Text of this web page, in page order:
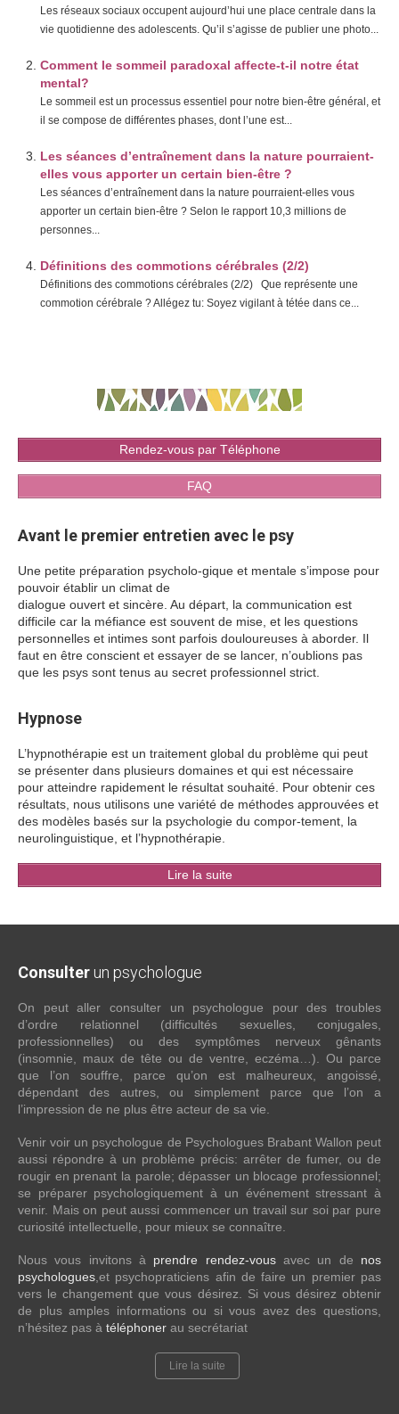
Les réseaux sociaux occupent aujourd’hui une place centrale dans la
vie quotidienne des adolescents. Qu’il s’agisse de publier une photo...
Comment le sommeil paradoxal affecte-t-il notre état
mental?
Le sommeil est un processus essentiel pour notre bien-être général, et
il se compose de différentes phases, dont l’une est...
Les séances d’entraînement dans la nature pourraient-
elles vous apporter un certain bien-être ?
Les séances d’entraînement dans la nature pourraient-elles vous
apporter un certain bien-être ? Selon le rapport 10,3 millions de
personnes...
Définitions des commotions cérébrales (2/2)
Définitions des commotions cérébrales (2/2) Que représente une
commotion cérébrale ? Allégez tu: Soyez vigilant à tétée dans ce...
Rendez-vous par Téléphone
FAQ
Avant le premier entretien avec le psy
Une petite préparation psycholo-gique et mentale s’impose pour
pouvoir établir un climat de
dialogue ouvert et sincère. Au départ, la communication est
difficile car la méfiance est souvent de mise, et les questions
personnelles et intimes sont parfois douloureuses à aborder. Il
faut en être conscient et essayer de se lancer, n’oublions pas
que les psys sont tenus au secret professionnel strict.
Hypnose
L’hypnothérapie est un traitement global du problème qui peut
se présenter dans plusieurs domaines et qui est nécessaire
pour atteindre rapidement le résultat souhaité. Pour obtenir ces
résultats, nous utilisons une variété de méthodes approuvées et
des modèles basés sur la psychologie du compor-tement, la
neurolinguistique, et l’hypnothérapie.
Lire la suite
Consulter un psychologue
On peut aller consulter un psychologue pour des troubles
d’ordre relationnel (difficultés sexuelles, conjugales,
professionnelles) ou des symptômes nerveux gênants
(insomnie, maux de tête ou de ventre, eczéma…). Ou parce
que l’on souffre, parce qu’on est malheureux, angoissé,
dépendant des autres, ou simplement parce que l’on a
l’impression de ne plus être acteur de sa vie.
Venir voir un psychologue de Psychologues Brabant Wallon peut
aussi répondre à un problème précis: arrêter de fumer, ou de
rougir en prenant la parole; dépasser un blocage professionnel;
se préparer psychologiquement à un événement stressant à
venir. Mais on peut aussi commencer un travail sur soi par pure
curiosité intellectuelle, pour mieux se connaître.
Nous vous invitons à prendre rendez-vousavec un de nos
psychologues ,et psychopraticiens afin de faire un premier pas
vers le changement que vous désirez. Si vous désirez obtenir
de plus amples informations ou si vous avez des questions,
n’hésitez pas à téléphoner au secrétariat
Lire la suite